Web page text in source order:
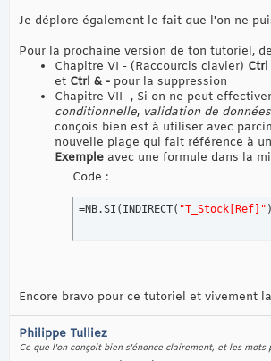
Je déplore également le fait que l'on ne
Pour la prochaine version de ton tutoriel,
Chapitre VI - (Raccourcis clavier) Ctrl
et Ctrl & - pour la suppression
Chapitre VII -, Si on ne peut
conditionnelle, validation de données
conçois bien est à utiliser avec
nouvelle plage qui fait référence à
Exemple avec une formule dans la
Code :
=NB.SI ( INDIRECT( "T_Stock[Ref]" )
Encore bravo pour ce tutoriel et vivement
Philippe Tulliez
Ce que l'on conçoit bien s'énonce clairement, et les